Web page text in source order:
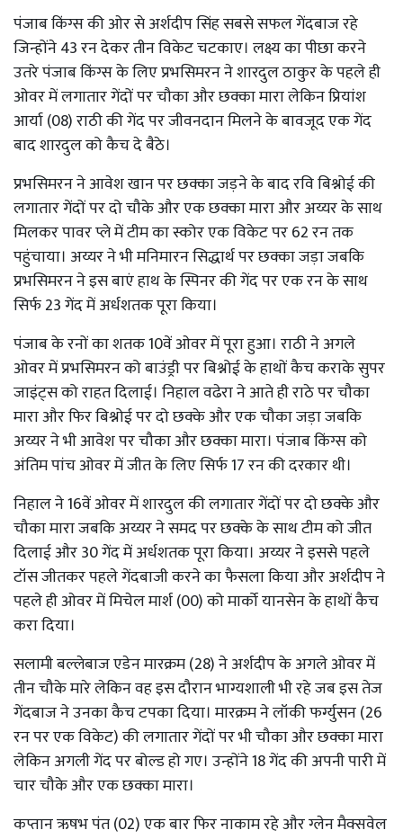
पंजाब किंग्स की ओर से अर्शदीप सिंह सबसे सफल गेंदबाज रहे
जिन्होंने 43 रन देकर तीन विकेट चटकाए। लक्ष्य का पीछा करने
उतरे पंजाब किंग्स के लिए प्रभसिमरन ने शारदुल ठाकुर के पहले ही
ओवर में लगातार गेंदों पर चौका और छक्का मारा लेकिन प्रियांश
आर्या (08) राठी की गेंद पर जीवनदान मिलने के बावजूद एक गेंद
बाद शारदुल को कैच दे बैठे।
प्रभसिमरन ने आवेश खान पर छक्का जड़ने के बाद रवि बिश्नोई की
लगातार गेंदों पर दो चौके और एक छक्का मारा और अय्यर के साथ
मिलकर पावर प्ले में टीम का स्कोर एक विकेट पर 62 रन तक
पहुंचाया। अय्यर ने भी मनिमारन सिद्धार्थ पर छक्का जड़ा जबकि
प्रभसिमरन ने इस बाएं हाथ के स्पिनर की गेंद पर एक रन के साथ
सिर्फ 23 गेंद में अर्धशतक पूरा किया।
पंजाब के रनों का शतक 10वें ओवर में पूरा हुआ। राठी ने अगले
ओवर में प्रभसिमरन को बाउंड्री पर बिश्नोई के हाथों कैच कराके सुपर
जाइंट्स को राहत दिलाई। निहाल वढेरा ने आते ही राठे पर चौका
मारा और फिर बिश्नोई पर दो छक्के और एक चौका जड़ा जबकि
अय्यर ने भी आवेश पर चौका और छक्का मारा। पंजाब किंग्स को
अंतिम पांच ओवर में जीत के लिए सिर्फ 17 रन की दरकार थी।
निहाल ने 16वें ओवर में शारदुल की लगातार गेंदों पर दो छक्के और
चौका मारा जबकि अय्यर ने समद पर छक्के के साथ टीम को जीत
दिलाई और 30 गेंद में अर्धशतक पूरा किया। अय्यर ने इससे पहले
टॉस जीतकर पहले गेंदबाजी करने का फैसला किया और अर्शदीप ने
पहले ही ओवर में मिचेल मार्श (00) को मार्को यानसेन के हाथों कैच
करा दिया।
सलामी बल्लेबाज एडेन मारक्रम (28) ने अर्शदीप के अगले ओवर में
तीन चौके मारे लेकिन वह इस दौरान भाग्यशाली भी रहे जब इस तेज
गेंदबाज ने उनका कैच टपका दिया। मारक्रम ने लॉकी फर्ग्युसन (26
रन पर एक विकेट) की लगातार गेंदों पर भी चौका और छक्का मारा
लेकिन अगली गेंद पर बोल्ड हो गए। उन्होंने 18 गेंद की अपनी पारी में
चार चौके और एक छक्का मारा।
कप्तान ऋषभ पंत (02) एक बार फिर नाकाम रहे और ग्लेन मैक्सवेल